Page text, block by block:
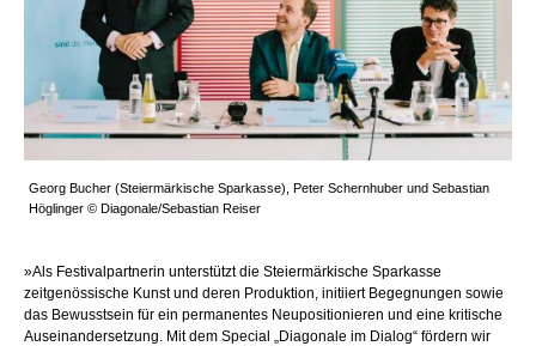
Georg Bucher (Steiermärkische Sparkasse), Peter Schernhuber und Sebastian
Höglinger © Diagonale/Sebastian Reiser
»Als Festivalpartnerin unterstützt die Steiermärkische Sparkasse
zeitgenössische Kunst und deren Produktion, initiiert Begegnungen sowie
das Bewusstsein für ein permanentes Neupositionieren und eine kritische
Auseinandersetzung. Mit dem Special „Diagonale im Dialog“ fördern wir